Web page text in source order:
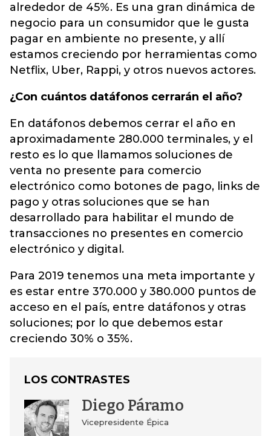
alrededor de 45%. Es una gran dinámica de
negocio para un consumidor que le gusta
pagar en ambiente no presente, y allí
estamos creciendo por herramientas como
Netflix, Uber, Rappi, y otros nuevos actores.
¿Con cuántos datáfonos cerrarán el año?
En datáfonos debemos cerrar el año en
aproximadamente 280.000 terminales, y el
resto es lo que llamamos soluciones de
venta no presente para comercio
electrónico como botones de pago, links de
pago y otras soluciones que se han
desarrollado para habilitar el mundo de
transacciones no presentes en comercio
electrónico y digital.
Para 2019 tenemos una meta importante y
es estar entre 370.000 y 380.000 puntos de
acceso en el país, entre datáfonos y otras
soluciones; por lo que debemos estar
creciendo 30% o 35%.
LOS CONTRASTES
Diego Páramo
Vicepresidente Épica